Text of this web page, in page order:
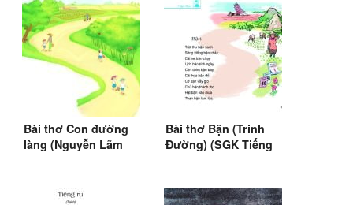
Bài thơ Con đường
làng (Nguyễn Lãm
Bài thơ Bận (Trinh
Đường) (SGK Tiếng